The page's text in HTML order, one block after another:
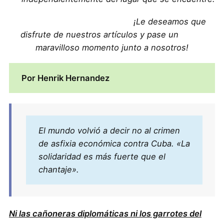
¡Le deseamos que
disfrute de nuestros artículos y pase un
maravilloso momento junto a nosotros!
Por Henrik Hernandez
El mundo volvió a decir no al crimen
de asfixia económica contra Cuba. «La
solidaridad es más fuerte que el
chantaje».
Ni las cañoneras diplomáticas ni los garrotes del